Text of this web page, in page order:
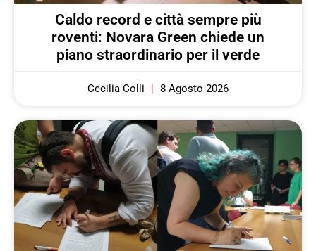
Caldo record e città sempre più
roventi: Novara Green chiede un
piano straordinario per il verde
Cecilia Colli 8 Agosto 2026